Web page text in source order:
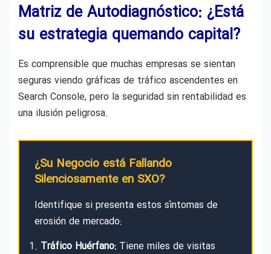
Matriz de Autodiagnóstico: ¿Está
su estrategia quemando capital?
Es comprensible que muchas empresas se sientan
seguras viendo gráficas de tráfico ascendentes en
Search Console, pero la seguridad sin rentabilidad es
una ilusión peligrosa.
¿Su Negocio está Fallando
Silenciosamente en SXO?
Identifique si presenta estos síntomas de
erosión de mercado:
Tráfico Huérfano: Tiene miles de visitas